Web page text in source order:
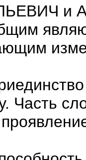
Часть